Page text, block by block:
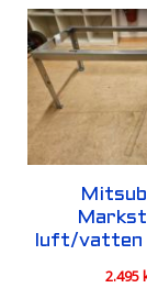
luft/vatten
2.495